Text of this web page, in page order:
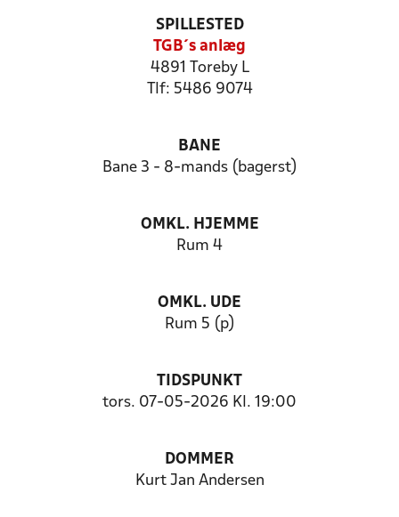
SPILLESTED
TGB´s anlæg
4891 Toreby L
Tlf: 5486 9074
BANE
Bane 3 - 8-mands (bagerst)
OMKL. HJEMME
Rum 4
OMKL. UDE
Rum 5 (p)
TIDSPUNKT
tors. 07-05-2026 Kl. 19:00
DOMMER
Kurt Jan Andersen